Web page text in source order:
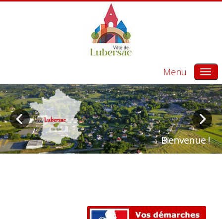
Menu
Bienvenue !